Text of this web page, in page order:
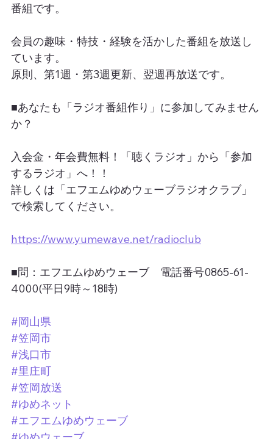
番組です。
会員の趣味・特技・経験を活かした番組を放送し
ています。
原則、第1週・第3週更新、翌週再放送です。
■あなたも「ラジオ番組作り」に参加してみません
か？
入会金・年会費無料！「聴くラジオ」から「参加
するラジオ」へ！！
詳しくは「エフエムゆめウェーブラジオクラブ」
で検索してください。
https://www.yumewave.net/radioclub
■問：エフエムゆめウェーブ　電話番号0865-61-
4000(平日9時～18時)
#岡山県
#笠岡市
#浅口市
#里庄町
#笠岡放送
#ゆめネット
#エフエムゆめウェーブ